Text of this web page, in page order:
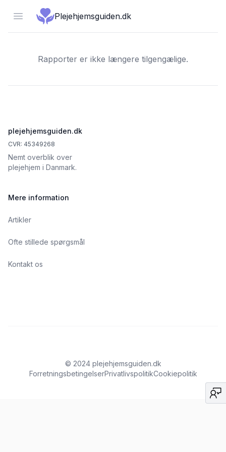
Open menuPlejehjemsguiden.dk
Rapporter er ikke længere tilgengælige.
plejehjemsguiden.dk
CVR: 45349268
Nemt overblik over
plejehjem i Danmark.
Mere information
Artikler
Ofte stillede spørgsmål
Kontakt os
© 2024 plejehjemsguiden.dk
ForretningsbetingelserPrivatlivspolitikCookiepolitik